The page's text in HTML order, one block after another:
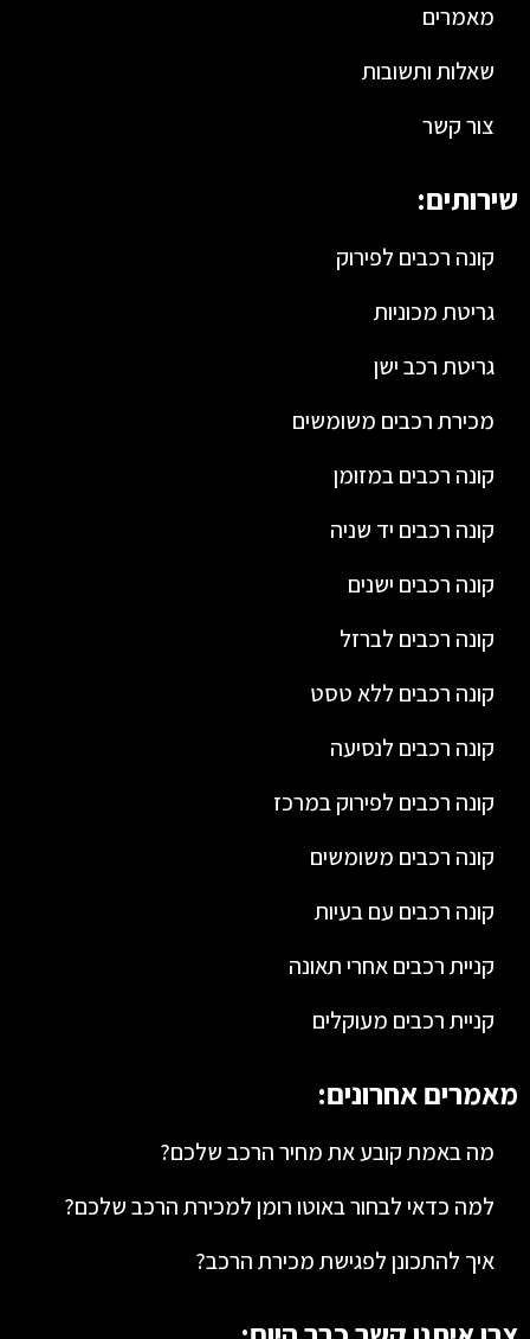
מאמרים
שאלות ותשובות
צור קשר
שירותים:
קונה רכבים לפירוק
גריטת מכוניות
גריטת רכב ישן
מכירת רכבים משומשים
קונה רכבים במזומן
קונה רכבים יד שניה
קונה רכבים ישנים
קונה רכבים לברזל
קונה רכבים ללא טסט
קונה רכבים לנסיעה
קונה רכבים לפירוק במרכז
קונה רכבים משומשים
קונה רכבים עם בעיות
קניית רכבים אחרי תאונה
קניית רכבים מעוקלים
מאמרים אחרונים:
מה באמת קובע את מחיר הרכב שלכם?
למה כדאי לבחור באוטו רומן למכירת הרכב שלכם?
איך להתכונן לפגישת מכירת הרכב?